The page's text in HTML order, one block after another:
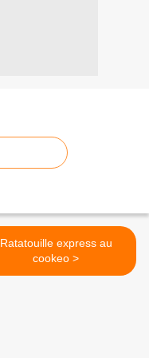
Ratatouille express au
cookeo >